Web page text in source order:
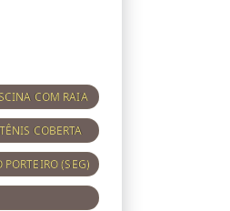
COM RAIA
COBERTA
PORTEIRO (SEG)